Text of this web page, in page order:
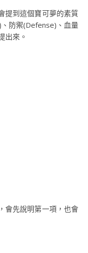
提到這個寶可夢的素質
防禦(Defense)、血量
出來。
會先說明第一項，也會